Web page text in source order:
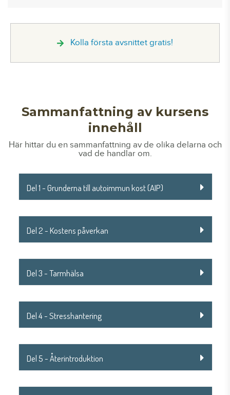
Kolla första avsnittet gratis!
Sammanfattning av kursens
innehåll
Här hittar du en sammanfattning av de olika delarna och
vad de handlar om.
Del 1 - Grunderna till autoimmun kost (AIP)
Del 2 - Kostens påverkan
Del 3 - Tarmhälsa
Del 4 - Stresshantering
Del 5 - Återintroduktion